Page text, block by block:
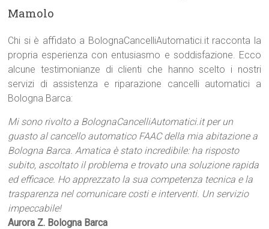
Mamolo
Chi si è affidato a BolognaCancelliAutomatici.it racconta la
propria esperienza con entusiasmo e soddisfazione. Ecco
alcune testimonianze di clienti che hanno scelto i nostri
servizi di assistenza e riparazione cancelli automatici a
Bologna Barca:
Mi sono rivolto a BolognaCancelliAutomatici.it per un
guasto al cancello automatico FAAC della mia abitazione a
Bologna Barca. Amatica è stato incredibile: ha risposto
subito, ascoltato il problema e trovato una soluzione rapida
ed efficace. Ho apprezzato la sua competenza tecnica e la
trasparenza nel comunicare costi e interventi. Un servizio
impeccabile!
Aurora Z. Bologna Barca